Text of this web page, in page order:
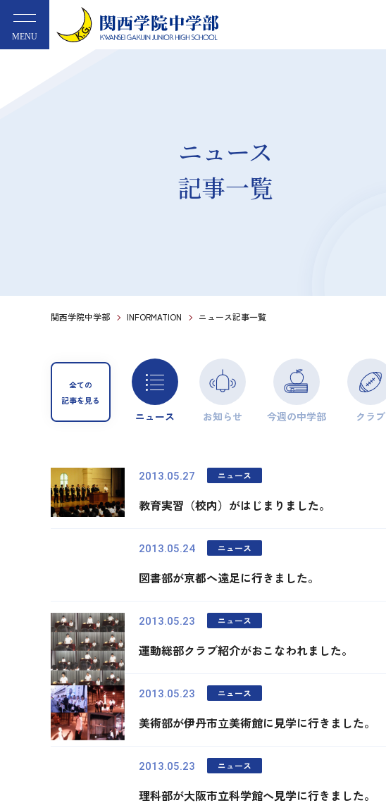
MENU
ニュース
記事一覧
関西学院中学部 INFORMATION ニュース記事一覧
全ての
記事を見る
ニュース お知らせ 今週の中学部 クラブ
2013.05.27 ニュース
教育実習（校内）がはじまりました。
2013.05.24 ニュース
図書部が京都へ遠足に行きました。
2013.05.23 ニュース
運動総部クラブ紹介がおこなわれました。
2013.05.23 ニュース
美術部が伊丹市立美術館に見学に行きました。
2013.05.23 ニュース
理科部が大阪市立科学館へ見学に行きました。